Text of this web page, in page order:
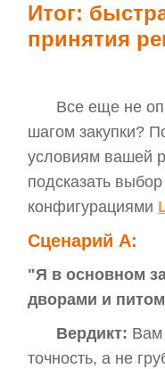
Итог:
принятия
Все еще не
шагом закупки?
условиям вашей
подсказать
конфигурациями
Сценарий A:
"Я в основном
дворами и
Вердикт: Вам
точность, а не